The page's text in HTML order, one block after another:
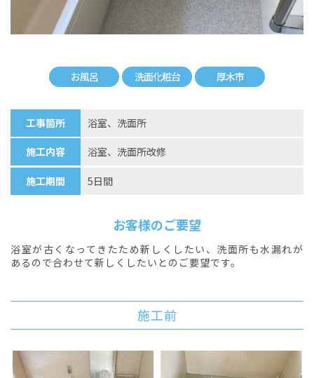
お風呂 洗面化粧台 厚木市
工事箇所 浴室、洗面所
施工内容 浴室、洗面所改修
施工期間 5日間
お客様のご要望
浴室が古くなってきたため新しくしたい、洗面所も水漏れが
あるので合わせて新しくしたいとのご要望です。
施工前